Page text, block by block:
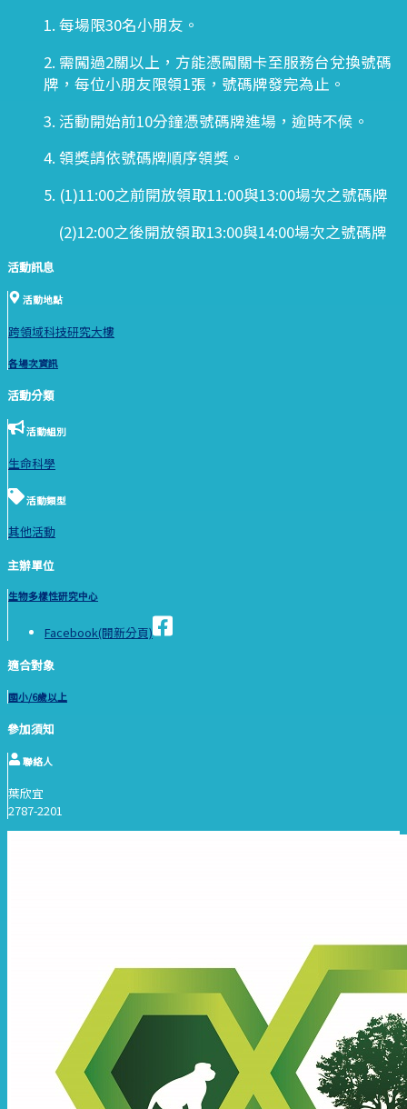
1. 每場限30名小朋友。
2. 需闖過2關以上，方能憑闖關卡至服務台兌換號碼
牌，每位小朋友限領1張，號碼牌發完為止。
3. 活動開始前10分鐘憑號碼牌進場，逾時不候。
4. 領獎請依號碼牌順序領獎。
5. (1)11:00之前開放領取11:00與13:00場次之號碼牌
(2)12:00之後開放領取13:00與14:00場次之號碼牌
活動訊息
活動地點
跨領域科技研究大樓
各場次資訊
活動分類
活動組別
生命科學
活動類型
其他活動
主辦單位
生物多樣性研究中心
Facebook(開新分頁)
適合對象
國小/6歲以上
參加須知
聯絡人
葉欣宜
2787-2201